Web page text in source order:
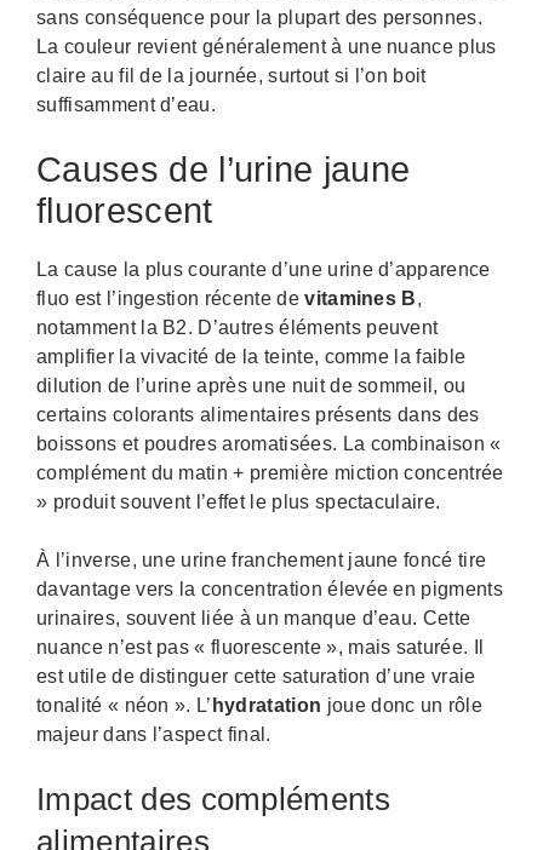
sans conséquence pour la plupart des personnes.
La couleur revient généralement à une nuance plus
claire au fil de la journée, surtout si l’on boit
suffisamment d’eau.
Causes de l’urine jaune
fluorescent
La cause la plus courante d’une urine d’apparence
fluo est l’ingestion récente devitamines B,
notamment la B2. D’autres éléments peuvent
amplifier la vivacité de la teinte, comme la faible
dilution de l’urine après une nuit de sommeil, ou
certains colorants alimentaires présents dans des
boissons et poudres aromatisées. La combinaison «
complément du matin + première miction concentrée
» produit souvent l’effet le plus spectaculaire.
À l’inverse, une urine franchement jaune foncé tire
davantage vers la concentration élevée en pigments
urinaires, souvent liée à un manque d’eau. Cette
nuance n’est pas « fluorescente », mais saturée. Il
est utile de distinguer cette saturation d’une vraie
tonalité « néon ». L’ hydratation joue donc un rôle
majeur dans l’aspect final.
Impact des compléments
alimentaires